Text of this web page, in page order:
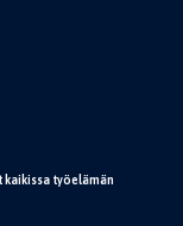
työelämän